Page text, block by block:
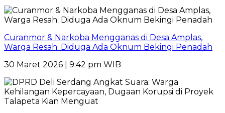
Curanmor & Narkoba Mengganas di Desa Amplas,
Warga Resah: Diduga Ada Oknum Bekingi Penadah
30 Maret 2026 | 9:42 pm WIB